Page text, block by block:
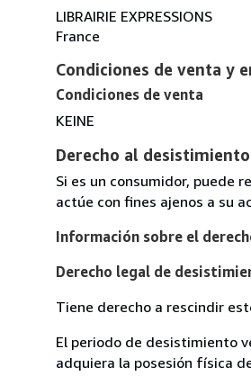
LIBRAIRIE EXPRESSIONS
France
Condiciones de venta y
Condiciones de venta
KEINE
Derecho al desistimiento
Si es un consumidor, puede
actúe con fines ajenos a su
Información sobre el
Derecho legal de
Tiene derecho a rescindir
El periodo de desistimiento
adquiera la posesión física